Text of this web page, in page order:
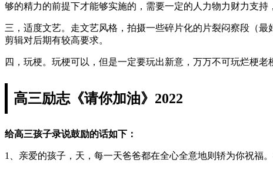
够的精力的前提下才能够实施的，需要一定的人力物力财力支持
三，适度文艺。走文艺风格，拍摄一些碎片化的片裂闷察段（
剪辑对后期有较高要求。
四，玩梗。玩梗可以，但是一定要玩出新意，万万不可玩烂梗老
高三励志《请你加油》2022
给高三孩子录说鼓励的话如下：
1、亲爱的孩子，天，每一天爸爸都在全心全意地则轿为你祝福